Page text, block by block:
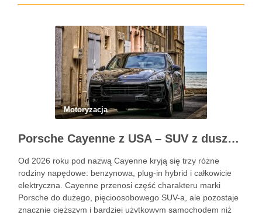
Motoryzacja
Porsche Cayenne z USA – SUV z duszą 911
Od 2026 roku pod nazwą Cayenne kryją się trzy różne
rodziny napędowe: benzynowa, plug-in hybrid i całkowicie
elektryczna. Cayenne przenosi część charakteru marki
Porsche do dużego, pięcioosobowego SUV-a, ale pozostaje
znacznie cięższym i bardziej użytkowym samochodem niż